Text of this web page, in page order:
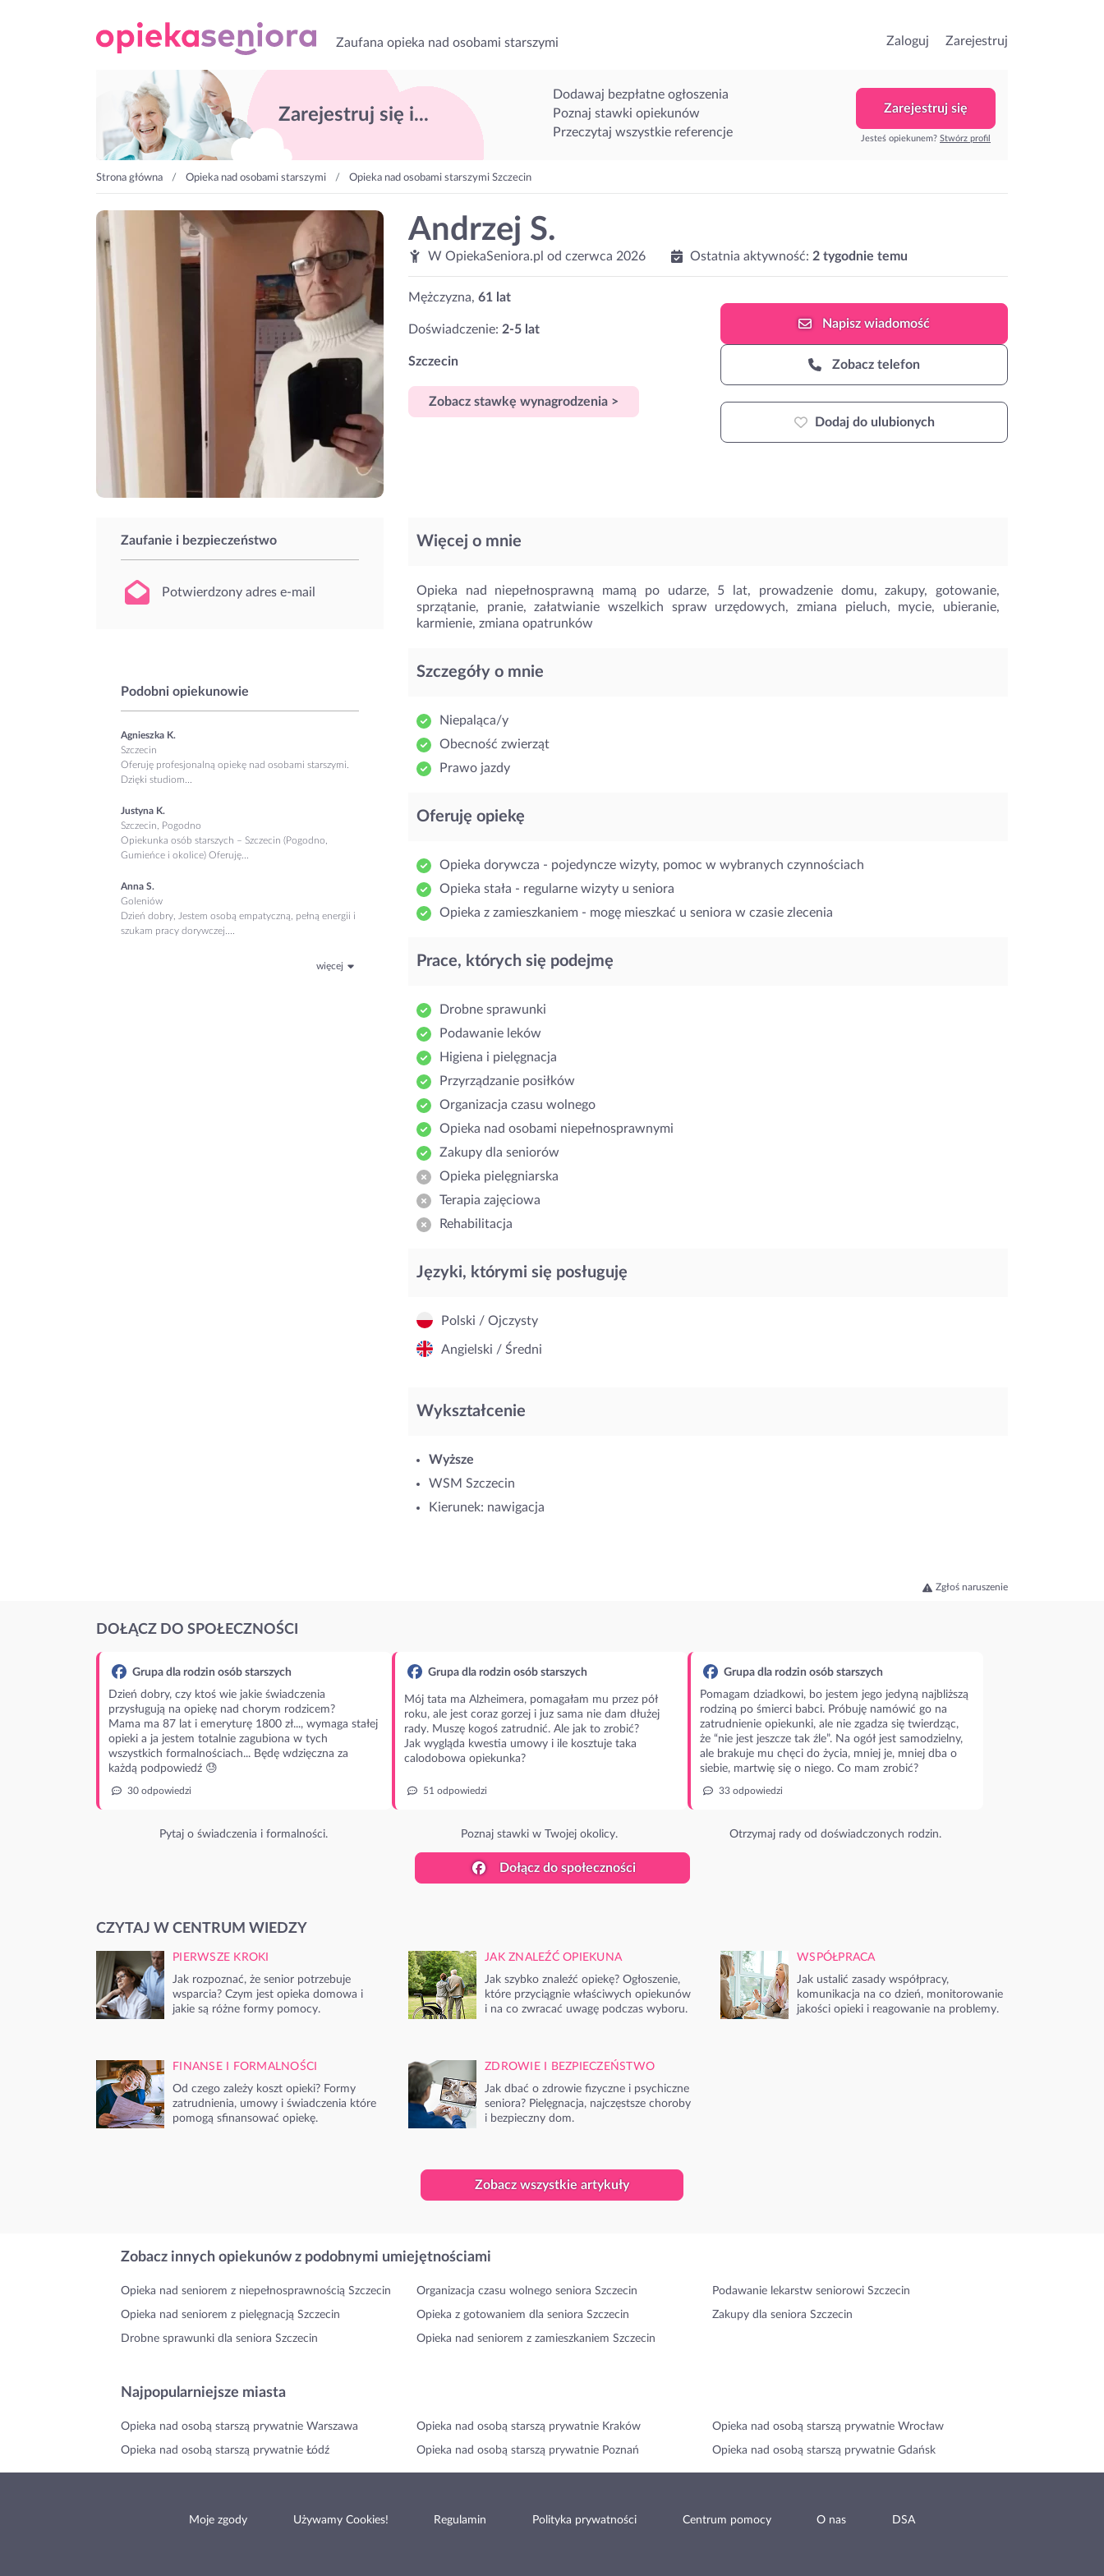
Zaufana opieka nad osobami starszymi Zaloguj Zarejestruj
Zarejestruj się i...
Dodawaj bezpłatne ogłoszenia
Poznaj stawki opiekunów
Przeczytaj wszystkie referencje
Zarejestruj się
Jesteś opiekunem? Stwórz profil
Strona główna Opieka nad osobami starszymi Opieka nad osobami starszymi Szczecin
Andrzej S.
W OpiekaSeniora.pl od czerwca 2026 Ostatnia aktywność: 2 tygodnie temu
Mężczyzna, 61 lat
Doświadczenie: 2-5 lat
Szczecin
Zobacz stawkę wynagrodzenia >
Napiszwiadomość
Zobacz telefon
Dodaj do ulubionych
Zaufanie i bezpieczeństwo
Potwierdzony adres e-mail
Podobni opiekunowie
Agnieszka K.
Szczecin
Oferuję profesjonalną opiekę nad osobami starszymi.
Dzięki studiom...
Justyna K.
Szczecin, Pogodno
Opiekunka osób starszych – Szczecin (Pogodno,
Gumieńce i okolice) Oferuję...
Anna S.
Goleniów
Dzień dobry, Jestem osobą empatyczną, pełną energii i
szukam pracy dorywczej....
więcej
Więcej o mnie
Opieka nad niepełnosprawną mamą po udarze, 5 lat, prowadzenie domu, zakupy, gotowanie,
sprzątanie, pranie, załatwianie wszelkich spraw urzędowych, zmiana pieluch, mycie, ubieranie,
karmienie, zmiana opatrunków
Szczegóły o mnie
Niepaląca/y
Obecność zwierząt
Prawo jazdy
Oferuję opiekę
Opieka dorywcza - pojedyncze wizyty, pomoc w wybranych czynnościach
Opieka stała - regularne wizyty u seniora
Opieka z zamieszkaniem - mogę mieszkać u seniora w czasie zlecenia
Prace, których się podejmę
Drobne sprawunki
Podawanie leków
Higiena i pielęgnacja
Przyrządzanie posiłków
Organizacja czasu wolnego
Opieka nad osobami niepełnosprawnymi
Zakupy dla seniorów
Opieka pielęgniarska
Terapia zajęciowa
Rehabilitacja
Języki, którymi się posługuję
Polski / Ojczysty
Angielski / Średni
Wykształcenie
Wyższe
WSM Szczecin
Kierunek: nawigacja
Zgłoś naruszenie
DOŁĄCZ DO SPOŁECZNOŚCI
Grupa dla rodzin osób starszych
Dzień dobry, czy ktoś wie jakie świadczenia
przysługują na opiekę nad chorym rodzicem?
Mama ma 87 lat i emeryturę 1800 zł..., wymaga stałej
opieki a ja jestem totalnie zagubiona w tych
wszystkich formalnościach... Będę wdzięczna za
każdą podpowiedź 😓
30 odpowiedzi
Pytaj o świadczenia i formalności.
Grupa dla rodzin osób starszych
Mój tata ma Alzheimera, pomagałam mu przez pół
roku, ale jest coraz gorzej i juz sama nie dam dłużej
rady. Muszę kogoś zatrudnić. Ale jak to zrobić?
Jak wygląda kwestia umowy i ile kosztuje taka
calodobowa opiekunka?
51 odpowiedzi
Poznaj stawki w Twojej okolicy.
Grupa dla rodzin osób starszych
Pomagam dziadkowi, bo jestem jego jedyną najbliższą
rodziną po śmierci babci. Próbuję namówić go na
zatrudnienie opiekunki, ale nie zgadza się twierdząc,
że “nie jest jeszcze tak źle”. Na ogół jest samodzielny,
ale brakuje mu chęci do życia, mniej je, mniej dba o
siebie, martwię się o niego. Co mam zrobić?
33 odpowiedzi
Otrzymaj rady od doświadczonych rodzin.
Dołącz do społeczności
CZYTAJ W CENTRUM WIEDZY
PIERWSZE KROKI
Jak rozpoznać, że senior potrzebuje
wsparcia? Czym jest opieka domowa i
jakie są różne formy pomocy.
JAK ZNALEŹĆ OPIEKUNA
Jak szybko znaleźć opiekę? Ogłoszenie,
które przyciągnie właściwych opiekunów
i na co zwracać uwagę podczas wyboru.
WSPÓŁPRACA
Jak ustalić zasady współpracy,
komunikacja na co dzień, monitorowanie
jakości opieki i reagowanie na problemy.
FINANSE I FORMALNOŚCI
Od czego zależy koszt opieki? Formy
zatrudnienia, umowy i świadczenia które
pomogą sfinansować opiekę.
ZDROWIE I BEZPIECZEŃSTWO
Jak dbać o zdrowie fizyczne i psychiczne
seniora? Pielęgnacja, najczęstsze choroby
i bezpieczny dom.
Zobacz wszystkie artykuły
Zobacz innych opiekunów z podobnymi umiejętnościami
Opieka nad seniorem z niepełnosprawnością Szczecin Organizacja czasu wolnego seniora Szczecin Podawanie lekarstw seniorowi Szczecin
Opieka nad seniorem z pielęgnacją Szczecin Opieka z gotowaniem dla seniora Szczecin Zakupy dla seniora Szczecin
Drobne sprawunki dla seniora Szczecin Opieka nad seniorem z zamieszkaniem Szczecin
Najpopularniejsze miasta
Opieka nad osobą starszą prywatnie Warszawa Opieka nad osobą starszą prywatnie Kraków Opieka nad osobą starszą prywatnie Wrocław
Opieka nad osobą starszą prywatnie Łódź Opieka nad osobą starszą prywatnie Poznań Opieka nad osobą starszą prywatnie Gdańsk
Moje zgody Używamy Cookies! Regulamin Polityka prywatności Centrum pomocy O nas DSA